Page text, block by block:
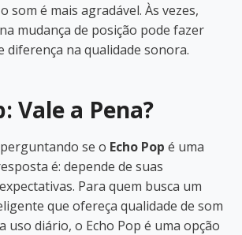
som é mais agradável. Às vezes,
mudança de posição pode fazer
diferença na qualidade sonora.
Vale a Pena?
se o Echo Pop é uma
é: depende de suas
Para quem busca um
que ofereça qualidade de som
uso diário, o Echo Pop é uma opção